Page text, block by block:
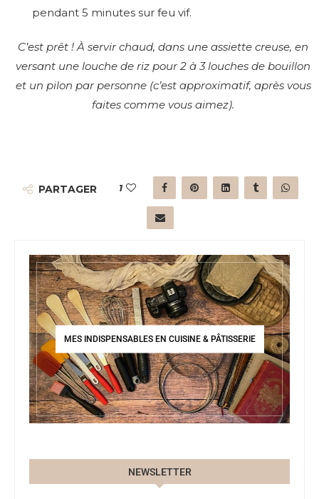
pendant 5 minutes sur feu vif.
C’est prêt ! À servir chaud, dans une assiette creuse, en
versant une louche de riz pour 2 à 3 louches de bouillon
et un pilon par personne (c’est approximatif, après vous
faites comme vous aimez).
PARTAGER 1
MES INDISPENSABLES EN CUISINE & PÂTISSERIE
NEWSLETTER